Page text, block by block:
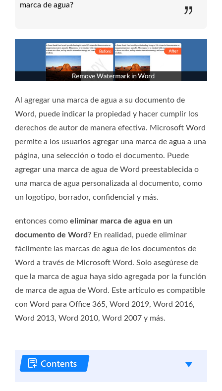
marca de agua?
Al agregar una marca de agua a su documento de
Word, puede indicar la propiedad y hacer cumplir los
derechos de autor de manera efectiva. Microsoft Word
permite a los usuarios agregar una marca de agua a una
página, una selección o todo el documento. Puede
agregar una marca de agua de Word preestablecida o
una marca de agua personalizada al documento, como
un logotipo, borrador, confidencial y más.
entonces como eliminar marca de agua en un
documento de Word? En realidad, puede eliminar
fácilmente las marcas de agua de los documentos de
Word a través de Microsoft Word. Solo asegúrese de
que la marca de agua haya sido agregada por la función
de marca de agua de Word. Este artículo es compatible
con Word para Office 365, Word 2019, Word 2016,
Word 2013, Word 2010, Word 2007 y más.